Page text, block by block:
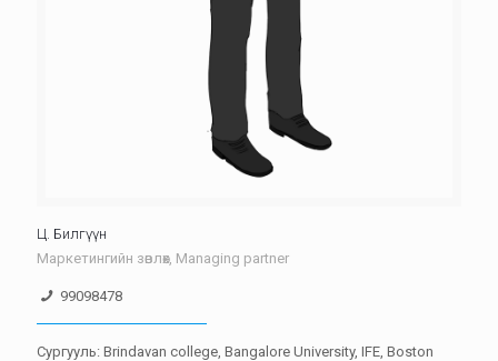
Ц. Билгүүн
Маркетингийн зөвлөх, Managing partner
99098478
Сургууль: Brindavan college, Bangalore University, IFE, Boston